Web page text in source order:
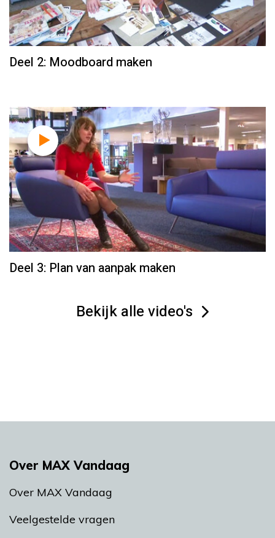
Deel 2: Moodboard maken
Deel 3: Plan van aanpak maken
Bekijk alle video's
Over MAX Vandaag
Over MAX Vandaag
Veelgestelde vragen